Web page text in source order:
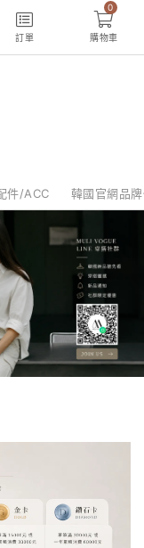
訂單
0
購物車
件/ACC 韓國官網品